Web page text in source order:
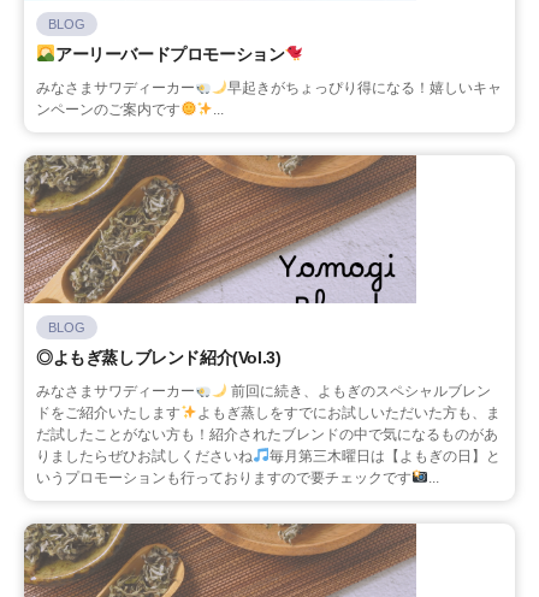
BLOG
アーリーバードプロモーション
みなさまサワディーカー
早起きがちょっぴり得になる！嬉しいキャ
ンペーンのご案内です
BLOG
◎よもぎ蒸しブレンド紹介(Vol.3)
みなさまサワディーカー
前回に続き、よもぎのスペシャルブレン
ドをご紹介いたします
よもぎ蒸しをすでにお試しいただいた方も、ま
だ試したことがない方も！紹介されたブレンドの中で気になるものがあ
りましたらぜひお試しくださいね
毎月第三木曜日は【よもぎの日】と
いうプロモーションも行っておりますので要チェックです